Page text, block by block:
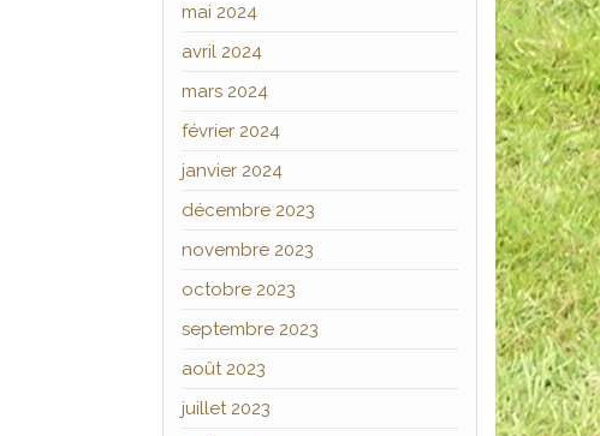
mai 2024
avril 2024
mars 2024
février 2024
janvier 2024
décembre 2023
novembre 2023
octobre 2023
septembre 2023
août 2023
juillet 2023